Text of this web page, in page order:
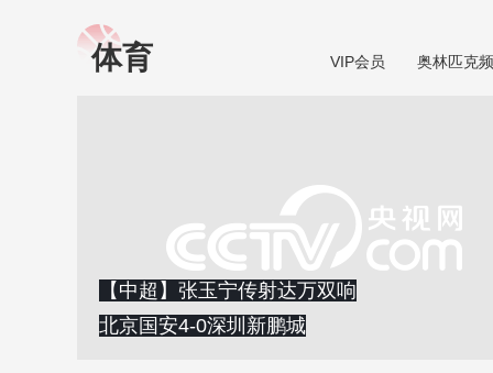
体育 VIP会员 奥林匹克
【中超】张玉宁传射达万双响
北京国安4-0深圳新鹏城